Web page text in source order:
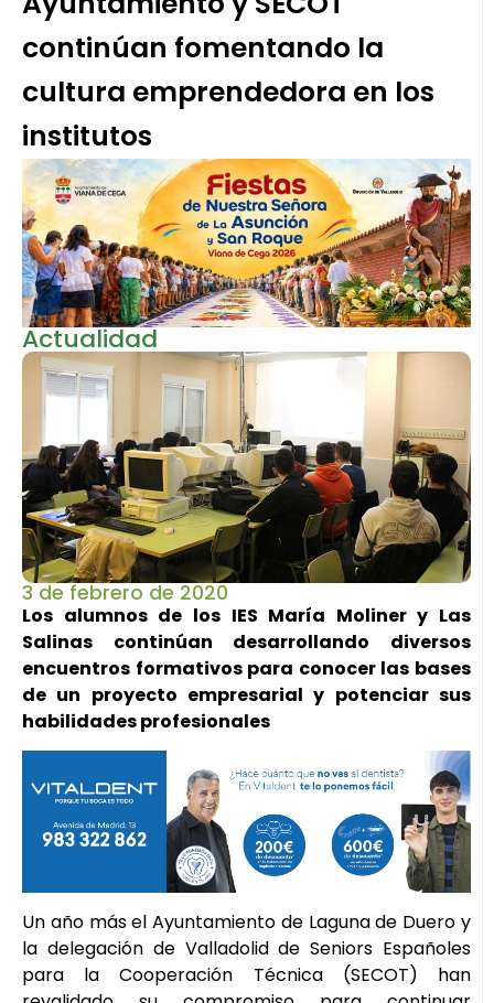
continúan fomentando la
cultura emprendedora en los
institutos
Actualidad
3 de febrero de 2020
Los alumnos de los IES María Moliner y Las
Salinas continúan desarrollando diversos
encuentros formativos para conocer las bases
de un proyecto empresarial y potenciar sus
habilidades profesionales
Un año más el Ayuntamiento de Laguna de Duero y
la delegación de Valladolid de Seniors Españoles
para la Cooperación Técnica (SECOT) han